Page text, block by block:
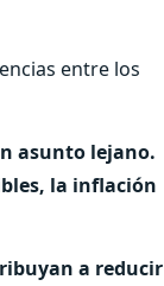
entre los
asunto lejano.
la inflación
a reducir